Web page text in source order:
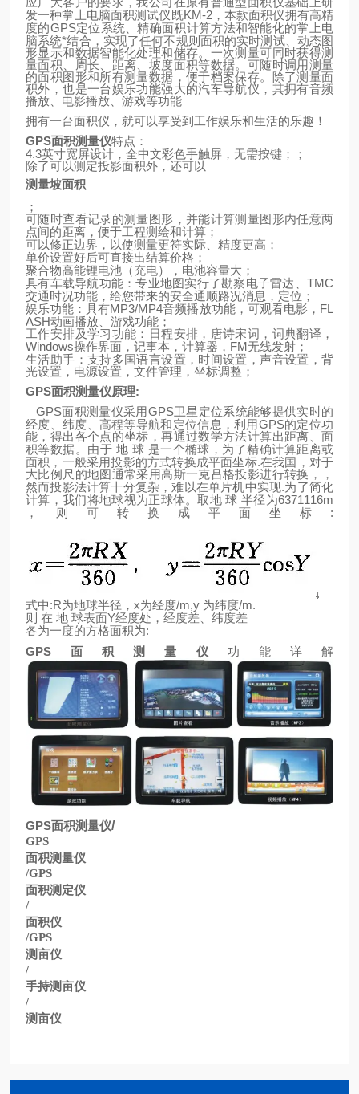
发一种掌上电脑面积测试仪既KM-2，本款面积仪拥有高精
度的GPS定位系统、精确面积计算方法和智能化的掌上电
脑系统*结合，实现了任何不规则面积的实时测试、动态图
形显示和数据智能化处理和储存。一次测量可同时获得测
量面积、周长、距离、坡度面积等数据。可随时调用测量
的面积图形和所有测量数据，便于档案保存。除了测量面
积外，也是一台娱乐功能强大的汽车导航仪，其拥有音频
播放、电影播放、游戏等功能
拥有一台面积仪，就可以享受到工作娱乐和生活的乐趣！
GPS面积测量仪特点：
4.3英寸宽屏设计，全中文彩色手触屏，无需按键；；
除了可以测定投影面积外，还可以
测量坡面积
；
可随时查看记录的测量图形，并能计算测量图形内任意两
点间的距离，便于工程测绘和计算；
可以修正边界，以使测量更符实际、精度更高；
单价设置好后可直接出结算价格；
聚合物高能锂电池（充电），电池容量大；
具有车载导航功能：专业地图实行了勘察电子雷达、 TMC
交通时况功能，给您带来的安全通顺路况消息，定位；
娱乐功能：具有MP3/MP4音频播放功能，可观看电影， FL
ASH动画播放、游戏功能；
工作安排及学习功能：日程安排，唐诗宋词，词典翻译，
Windows操作界面，记事本，计算器， FM无线发射；
生活助手：支持多国语言设置，时间设置，声音设置，背
光设置，电源设置，文件管理，坐标调整；
GPS面积测量仪原理:
GPS面积测量仪采用GPS卫星定位系统能够提供实时的
经度、纬度、高程等导航和定位信息，利用GPS的定位功
能，得出各个点的坐标，再通过数学方法计算出距离、面
积等数据。由于 地 球 是一个椭球，为了精确计算距离或
面积，一般采用投影的方式转换成平面坐标.在我国，对于
大比例尺的地图通常采用高斯一克吕格投影进行转换，，
然而投影法计算十分复杂，难以在单片机中实现.为了简化
计算，我们将地球视为正球体。取地 球 半径为6371116m
，则可转换成平面坐标 :
式中:R为地球半径， x为经度/m,y 为纬度/m.
则 在 地 球表面Y经度处，经度差、纬度差
各为一度的方格面积为:
GPS 面积测量仪 功能详解
GPS面积测量仪/
GPS
面积测量仪
/GPS
面积测定仪
/
面积仪
/GPS
测亩仪
/
手持测亩仪
/
测亩仪